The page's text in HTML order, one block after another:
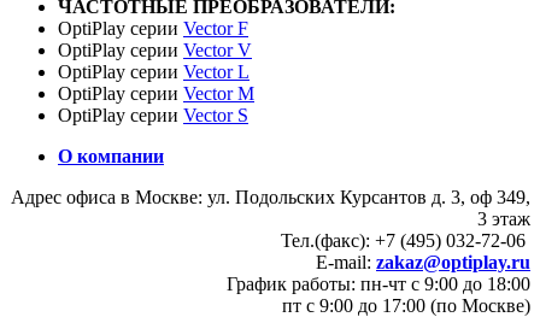
ЧАСТОТНЫЕ ПРЕОБРАЗОВАТЕЛИ:
OptiPlay серии Vector F
OptiPlay серии Vector V
OptiPlay серии Vector L
OptiPlay серии Vector M
OptiPlay серии Vector S
О компании
Адрес офиса в Москве: ул. Подольских Курсантов д. 3, оф 349,
3 этаж
Тел.(факс): +7 (495) 032-72-06
E-mail: zakaz@optiplay.ru
График работы: пн-чт с 9:00 до 18:00
пт с 9:00 до 17:00 (по Москве)